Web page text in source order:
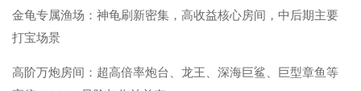
金龟专属渔场：神龟刷新密集，高收益核心房间，中后期主要
打宝场景
高阶万炮房间：超高倍率炮台、龙王、深海巨鲨、巨型章鱼等